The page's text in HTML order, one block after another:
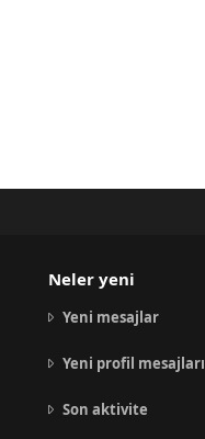
Neler yeni
Yeni mesajlar
Yeni profil mesajları
Son aktivite